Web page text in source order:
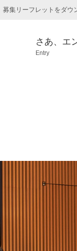
さあ、エ
Entry
募集リーフレットをダウ